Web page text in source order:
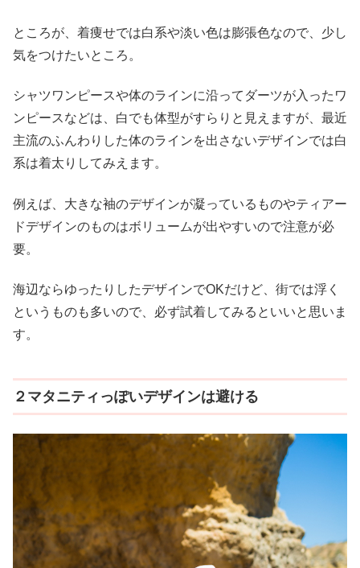
ところが、着痩せでは白系や淡い色は膨張色なので、少し
気をつけたいところ。
シャツワンピースや体のラインに沿ってダーツが入ったワ
ンピースなどは、白でも体型がすらりと見えますが、最近
主流のふんわりした体のラインを出さないデザインでは白
系は着太りしてみえます。
例えば、大きな袖のデザインが凝っているものやティアー
ドデザインのものはボリュームが出やすいので注意が必
要。
海辺ならゆったりしたデザインでOKだけど、街では浮く
というものも多いので、必ず試着してみるといいと思いま
す。
２マタニティっぽいデザインは避ける